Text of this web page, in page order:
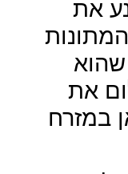
את
את
במזרח